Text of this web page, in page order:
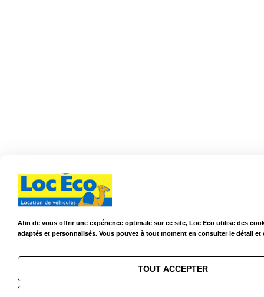
Afin de vous offrir une expérience optimale sur ce site, Loc Eco utilise des
adaptés et personnalisés. Vous pouvez à tout moment en consulter le détail
TOUT ACCEPTER